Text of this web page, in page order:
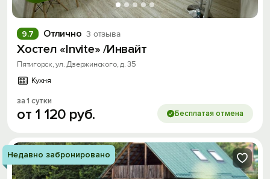
Отлично 3 отзыва
9.7
Хостел «Invite» /Инвайт
Пятигорск, ул. Дзержинского, д. 35
Кухня
за 1 сутки
от 1 120 руб. Бесплатая отмена
Недавно забронировано